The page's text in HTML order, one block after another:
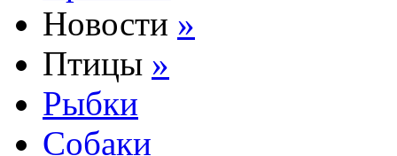
Новости »
Птицы »
Рыбки
Собаки